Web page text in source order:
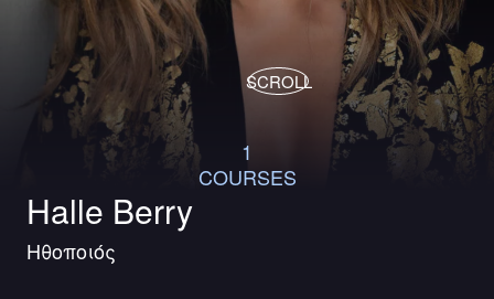
1
COURSES
SCROLL
Halle Berry
Ηθοποιός